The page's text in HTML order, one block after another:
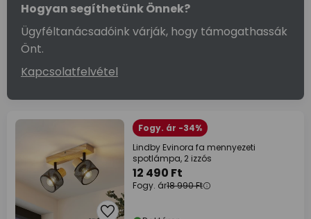
Hogyan segíthetünk Önnek?
Ügyféltanácsadóink várják, hogy támogathassák
Önt.
Kapcsolatfelvétel
Fogy. ár -34%
Lindby Evinora fa mennyezeti
spotlámpa, 2 izzós
12 490 Ft
Fogy. ár18 990 Ft